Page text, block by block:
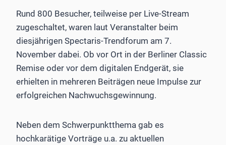
Rund 800 Besucher, teilweise per Live-Stream
zugeschaltet, waren laut Veranstalter beim
diesjährigen Spectaris-Trendforum am 7.
November dabei. Ob vor Ort in der Berliner Classic
Remise oder vor dem digitalen Endgerät, sie
erhielten in mehreren Beiträgen neue Impulse zur
erfolgreichen Nachwuchsgewinnung.
Neben dem Schwerpunktthema gab es
hochkarätige Vorträge u.a. zu aktuellen